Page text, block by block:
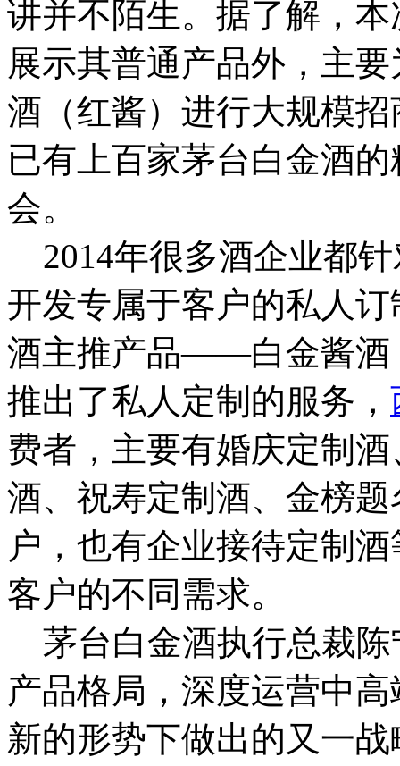
讲并不陌生。据了解，
展示其普通产品外，主
酒（红酱）进行大规模
已有上百家茅台白金酒
会。
2014年很多酒企业都
开发专属于客户的私人
酒主推产品——白金酱酒
推出了私人定制的服务，
费者，主要有婚庆定制
酒、祝寿定制酒、金榜
户，也有企业接待定制
客户的不同需求。
茅台白金酒执行总裁陈
产品格局，深度运营中
新的形势下做出的又一